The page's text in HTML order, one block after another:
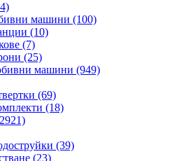
машини (100)
(10)
(7)
(25)
машини (949)
(69)
(18)
(39)
(23)